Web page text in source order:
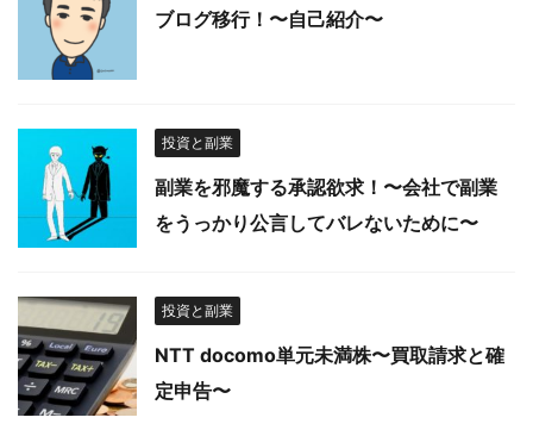
ブログ移行！〜自己紹介〜
投資と副業
副業を邪魔する承認欲求！〜会社で副業
をうっかり公言してバレないために〜
投資と副業
NTT docomo単元未満株〜買取請求と確
定申告〜